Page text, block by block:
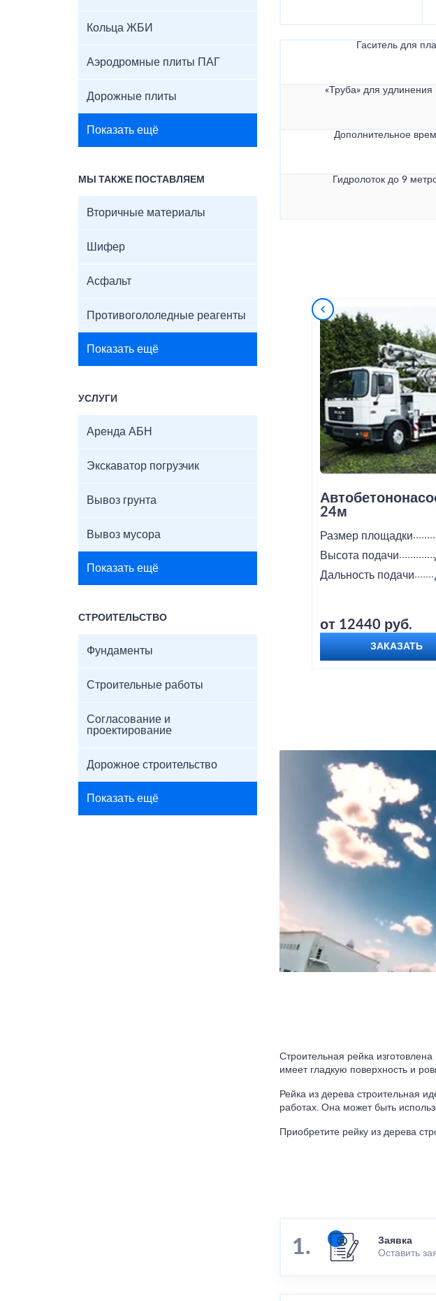
Кольца ЖБИ
Аэродромные плиты ПАГ
Дорожные плиты
Показать ещё
МЫ ТАКЖЕ ПОСТАВЛЯЕМ
Вторичные материалы
Шифер
Асфальт
Противогололедные реагенты
Показать ещё
УСЛУГИ
Аренда АБН
Экскаватор погрузчик
Вывоз грунта
Вывоз мусора
Показать ещё
СТРОИТЕЛЬСТВО
Фундаменты
Строительные работы
Согласование и
проектирование
Дорожное строительство
Показать ещё
Гаситель для
«Труба» для
Дополнительное
Гидролоток до 9
24м
Размер площадки
Высота подачи
Дальность подачи
от 12440 руб.
ЗАКАЗАТЬ
Строительная рейка
имеет гладкую поверхность и
Рейка из дерева строительная
работах. Она может быть
Приобретите рейку из дерева
Заявка
Оставить